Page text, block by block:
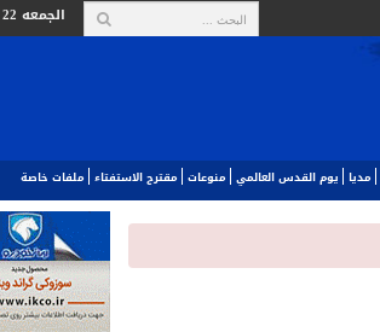
الجمعه 22 صفر 1448
مديا يوم القدس العالمي‬‎ منوعات مقترح الاستفتاء ملفات خاصة